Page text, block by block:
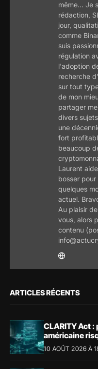
même... Je
rédaction,
jour,
comme
suis
régulation
l'adoption
recherche
sur tout
de mon
partager
divers
une
fort
beaucoup
Laurent
bosser
quelques
actuel.
Au plaisir
vous, alors
contenu
ARTICLES RÉCENTS
CLARITY Act
américaine
10 AOÛT 2026 À